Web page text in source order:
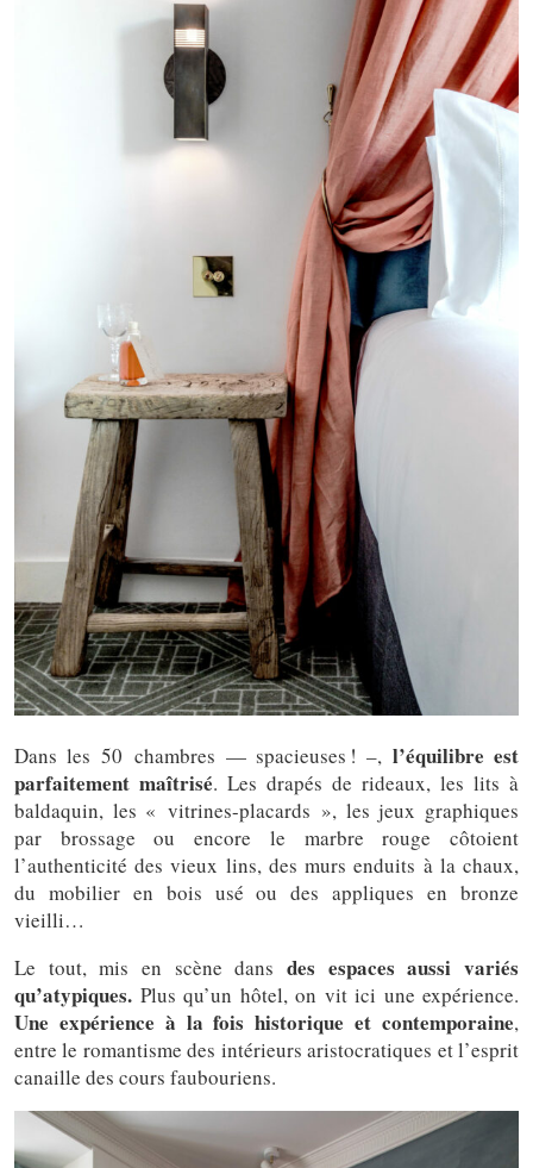
Dans les 50 chambres — spacieuses ! –, l’équilibre est
parfaitement maîtrisé. Les drapés de rideaux, les lits à
baldaquin, les « vitrines-placards », les jeux graphiques
par brossage ou encore le marbre rouge côtoient
l’authenticité des vieux lins, des murs enduits à la chaux,
du mobilier en bois usé ou des appliques en bronze
vieilli…
Le tout, mis en scène dans des espaces aussi variés
qu’atypiques. Plus qu’un hôtel, on vit ici une expérience.
Une expérience à la fois historique et contemporaine,
entre le romantisme des intérieurs aristocratiques et l’esprit
canaille des cours faubouriens.